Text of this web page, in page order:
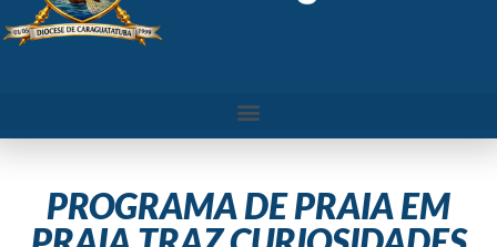
PROGRAMA DE PRAIA EM